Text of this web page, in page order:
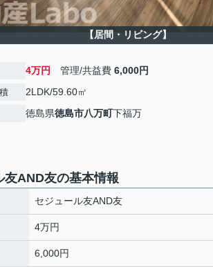
【居間・リビング】
4万円 管理/共益費 6,000円
2LDK/59.60㎡
徳島県徳島市八万町下福万
友AND友の基本情報
セジュール友AND友
4万円
6,000円